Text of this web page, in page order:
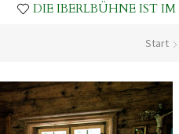
DIE IBERLBÜHNE IST
Start